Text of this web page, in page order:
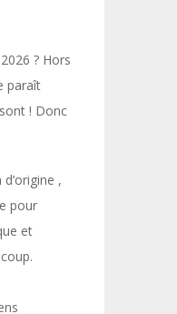
? Hors
paraît
! Donc
,
pour
et